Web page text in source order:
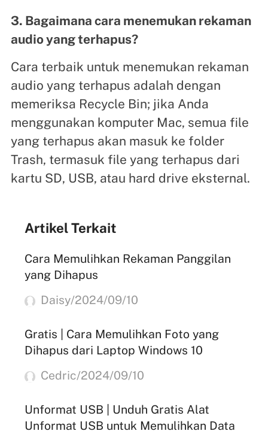
3. Bagaimana cara menemukan rekaman
audio yang terhapus?
Cara terbaik untuk menemukan rekaman
audio yang terhapus adalah dengan
memeriksa Recycle Bin; jika Anda
menggunakan komputer Mac, semua file
yang terhapus akan masuk ke folder
Trash, termasuk file yang terhapus dari
kartu SD, USB, atau hard drive eksternal.
Artikel Terkait
Cara Memulihkan Rekaman Panggilan
yang Dihapus
Daisy/2024/09/10
Gratis | Cara Memulihkan Foto yang
Dihapus dari Laptop Windows 10
Cedric/2024/09/10
Unformat USB | Unduh Gratis Alat
Unformat USB untuk Memulihkan Data